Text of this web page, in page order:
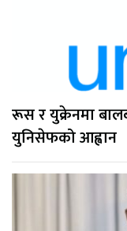
रूस र युक्रेनमा
युनिसेफको आह्वान